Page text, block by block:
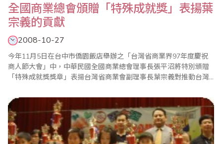
全國商業總會頒贈「特殊成就獎」表揚葉
宗義的貢獻
2008-10-27
今年11月5日在台中市僑園飯店舉辦之「台灣省商業界97年度慶祝
商人節大會」中，中華民國全國商業總會理事長張平沼將特別頒贈
「特殊成就獎獎章」表揚台灣省商業會副理事長葉宗義對推動台灣
算方面的特殊成就，同時接受了經濟日報、工商時報及聯合晚報專
訪報導。 葉宗義服務商業界逾40年，目前擔任全國商業總會常務監
事、台灣省商業會副理事長、商業..